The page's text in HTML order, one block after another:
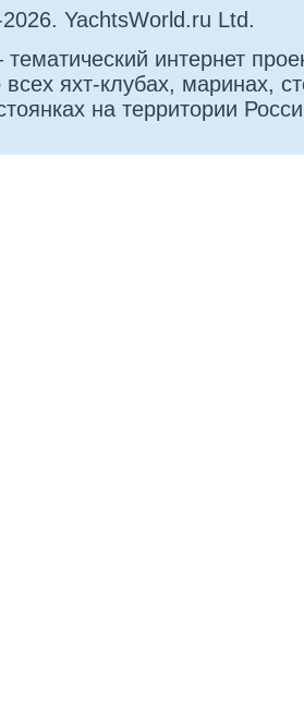
YachtsWorld.ru Ltd.
тематический интернет
яхт-клубах, маринах,
на территории